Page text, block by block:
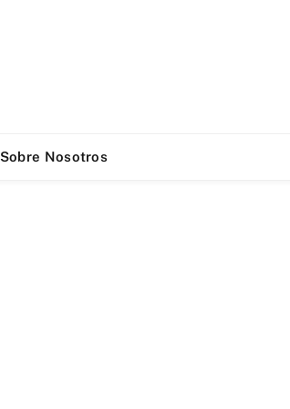
Sobre Nosotros